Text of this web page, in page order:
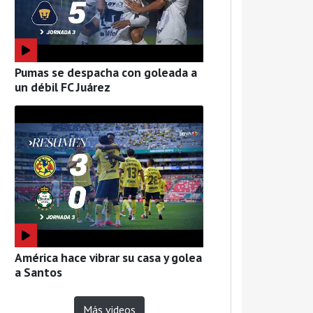
Pumas se despacha con goleada a
un débil FC Juárez
América hace vibrar su casa y golea
a Santos
Más videos